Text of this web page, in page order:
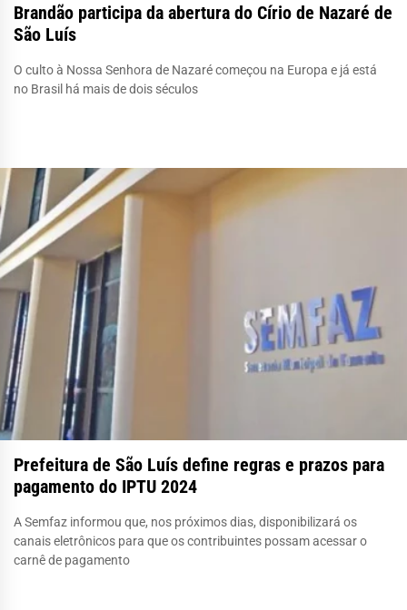
Brandão participa da abertura do Círio de Nazaré de
São Luís
O culto à Nossa Senhora de Nazaré começou na Europa e já está
no Brasil há mais de dois séculos
Prefeitura de São Luís define regras e prazos para
pagamento do IPTU 2024
A Semfaz informou que, nos próximos dias, disponibilizará os
canais eletrônicos para que os contribuintes possam acessar o
carnê de pagamento